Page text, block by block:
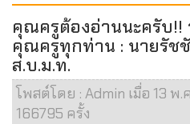
คุณครูต้องอ่านนะครับ!!
คุณครูทุกท่าน : นายรัช
ส.บ.ม.ท.
โพสต์โดย : Admin เมื่อ 13 พ.
166795 ครั้ง